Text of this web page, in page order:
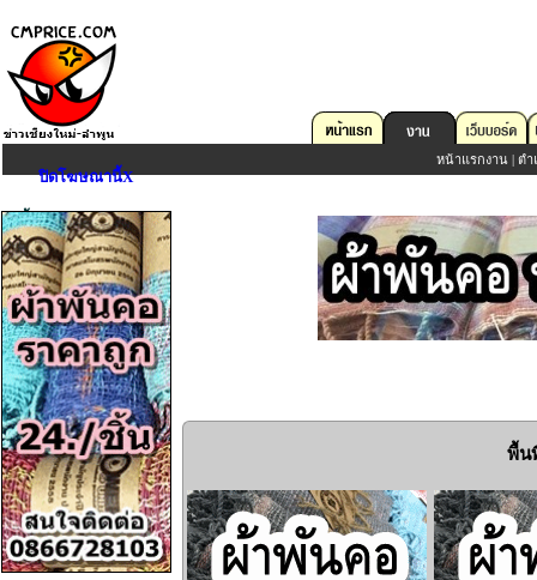
หน้าแรกงาน | ตำ
หน้าแรกงาน
สำหรับผู้หางาน
ตำแหน่งงานว่าง
ฝากประวัติ
Sign In(ผู้หางาน)
บริษัท/องค์กร
ลงประกาศงานว่าง
Sign In(บริษัท/องค์กร)
สถิติเว็บไซต์
พื้น
ปิดโฆษณานี้X